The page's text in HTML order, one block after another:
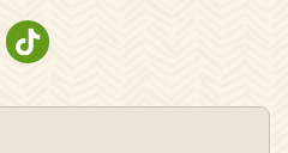
INSTAGRAM
OP PINTEREST
OP YOUTUBE
NATURESCANNER OP TIKTOK